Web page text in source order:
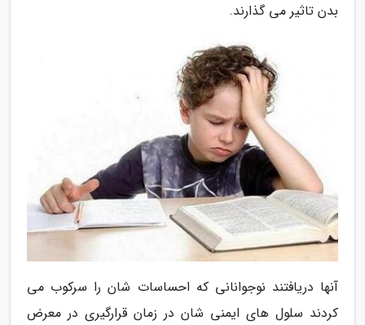
بدن تاثیر می گذارند.
آنها دریافتند نوجوانانی که احساسات شان را سرکوب می
کردند سلول های ایمنی شان در زمان قرارگیری در معرض